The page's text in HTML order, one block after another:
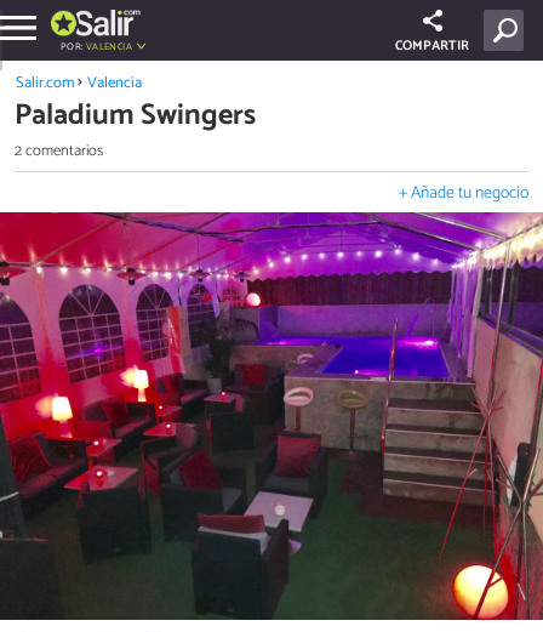
POR: VALENCIA COMPARTIR
Salir.com Valencia
Paladium Swingers
2 comentarios
+ Añade tu negocio